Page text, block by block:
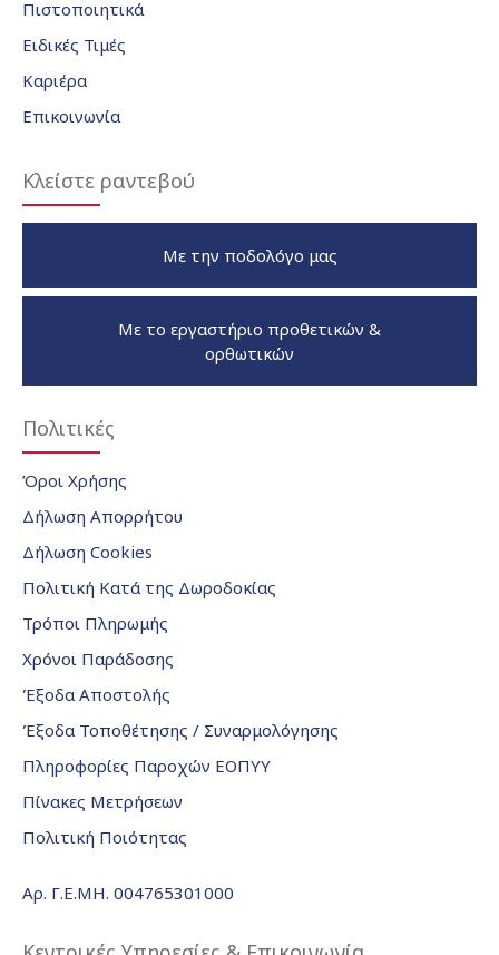
Πιστοποιητικά
Ειδικές Τιμές
Καριέρα
Επικοινωνία
Κλείστε ραντεβού
Με την ποδολόγο μας
Με το εργαστήριο προθετικών &
ορθωτικών
Πολιτικές
Όροι Χρήσης
Δήλωση Απορρήτου
Δήλωση Cookies
Πολιτική Κατά της Δωροδοκίας
Τρόποι Πληρωμής
Χρόνοι Παράδοσης
Έξοδα Αποστολής
Έξοδα Τοποθέτησης / Συναρμολόγησης
Πληροφορίες Παροχών ΕΟΠΥΥ
Πίνακες Μετρήσεων
Πολιτική Ποιότητας
Αρ. Γ.Ε.ΜΗ. 004765301000